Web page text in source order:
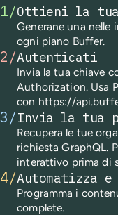
1/Ottieni la tua
Generane una nelle
ogni piano Buffer.
2/Autenticati
Invia la tua chiave
Authorization. Usa
con https://
3/Invia la tua
Recupera le tue
richiesta GraphQL.
interattivo prima di
4/Automatizza
Programma i
complete.